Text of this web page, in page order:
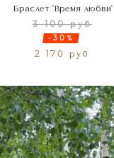
Браслет 'Время любви'
3 100 руб
-30%
2 170 руб